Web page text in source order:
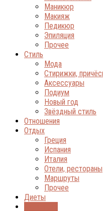
Маникюр
Макияж
Педикюр
Эпиляция
Прочее
Стиль
Мода
Стирижки,
Аксессуары
Подиум
Новый год
Звёздный стиль
Отношения
Отдых
Греция
Испания
Италия
Отели, рестораны
Маршруты
Прочее
Диеты